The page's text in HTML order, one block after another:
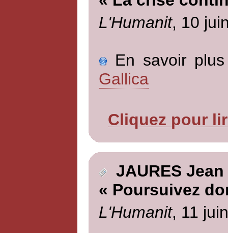
L'Humanit, 10
En savoir
Gallica
Cliquez pour
JAURES Jean
« Poursuivez
L'Humanit, 11